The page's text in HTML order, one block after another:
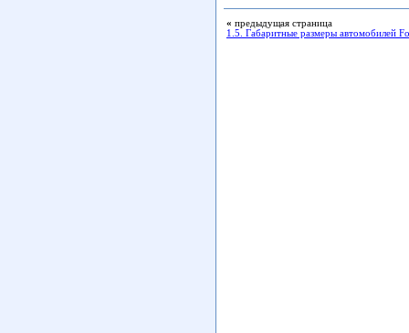
« предыдущая страница
1.5. Габаритные размеры автомобилей